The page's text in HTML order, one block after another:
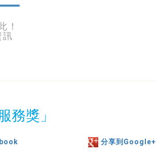
！
訊
務獎」
分享到Google+